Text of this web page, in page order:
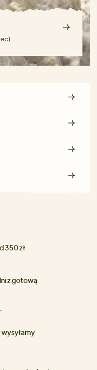
350 zł
z gotową